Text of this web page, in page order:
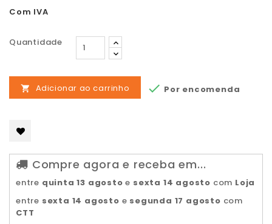
Com IVA
Quantidade
 Adicionar ao carrinho  Por encomenda
Compre agora e receba em...
entre quinta 13 agosto e sexta 14 agosto com Loja
entre sexta 14 agosto e segunda 17 agosto com
CTT